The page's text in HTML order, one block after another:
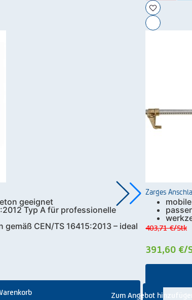
geeignet
Typ A für professionelle
CEN/TS 16415:2013 – ideal
Zarges
403,71 €/Stk
391,60 €/
Zum Angebot